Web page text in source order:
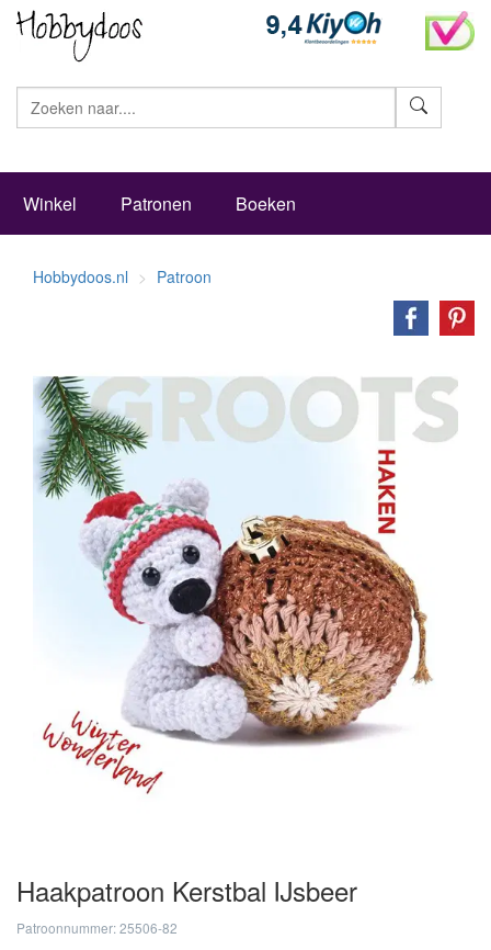
Winkel Patronen Boeken
Hobbydoos.nl Patroon
Haakpatroon Kerstbal IJsbeer
Patroonnummer: 25506-82